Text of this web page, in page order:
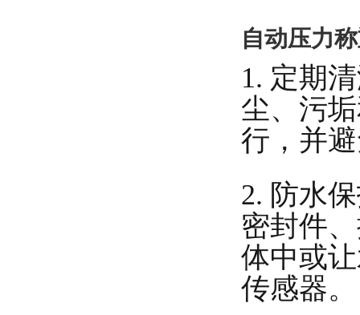
自动压力
1. 定期
尘、污
行，并
2. 防水
密封件
体中或
传感器。